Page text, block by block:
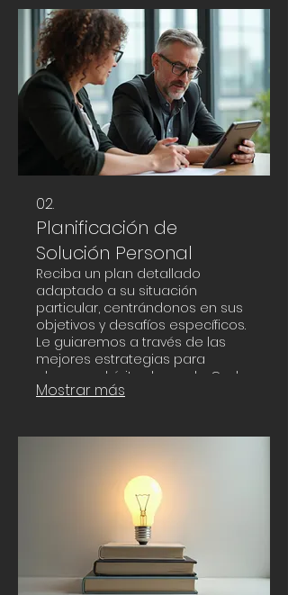
y atención al detalle. Transforme
sus ideas en realidades
tangibles con nuestro enfoque
experto y dedicado.
02.
Planificación de
Solución Personal
Reciba un plan detallado
adaptado a su situación
particular, centrándonos en sus
objetivos y desafíos específicos.
Le guiaremos a través de las
mejores estrategias para
alcanzar el éxito deseado. Cada
paso está diseñado para ser
construir su futuro con una
estrategia clara y personalizada
Mostrar más